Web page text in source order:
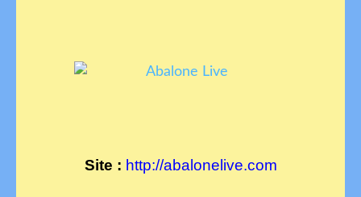
Site : http://abalonelive.com